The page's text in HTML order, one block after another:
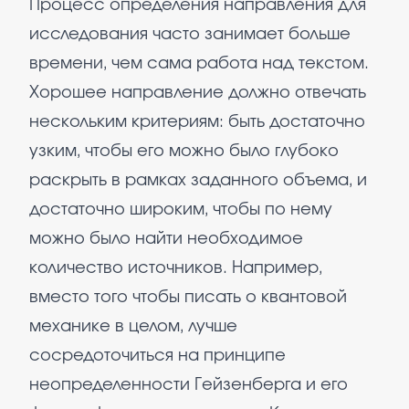
Процесс определения направления для
исследования часто занимает больше
времени, чем сама работа над текстом.
Хорошее направление должно отвечать
нескольким критериям: быть достаточно
узким, чтобы его можно было глубоко
раскрыть в рамках заданного объема, и
достаточно широким, чтобы по нему
можно было найти необходимое
количество источников. Например,
вместо того чтобы писать о квантовой
механике в целом, лучше
сосредоточиться на принципе
неопределенности Гейзенберга и его